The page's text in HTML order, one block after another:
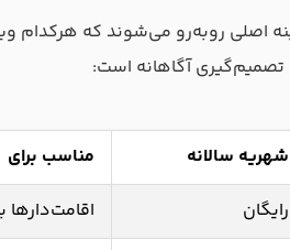
اصلی روبه‌رو می‌شوند که هرکدام
تصمیم‌گیری آگاهانه است:
شهریه سالانه
مناسب برای
رایگان